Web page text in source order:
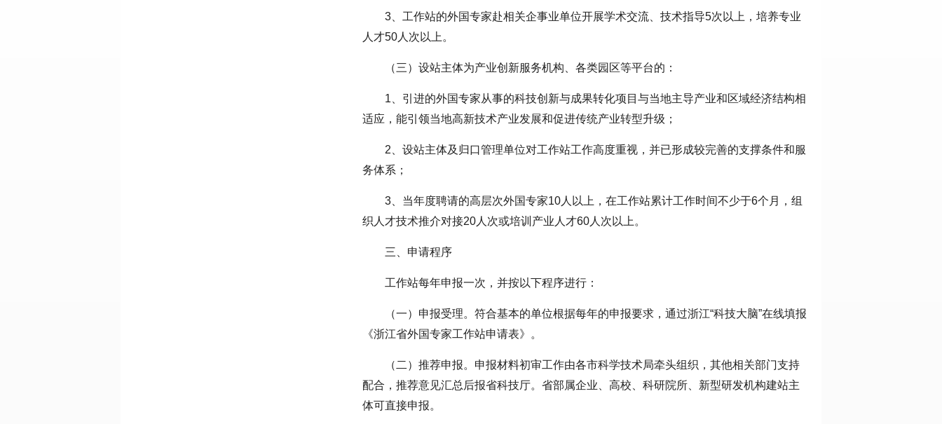
3、工作站的外国专家赴相关企事业单位开展学术交流、技术指导5次以上，培养专业
人才50人次以上。
（三）设站主体为产业创新服务机构、各类园区等平台的：
1、引进的外国专家从事的科技创新与成果转化项目与当地主导产业和区域经济结构相
适应，能引领当地高新技术产业发展和促进传统产业转型升级；
2、设站主体及归口管理单位对工作站工作高度重视，并已形成较完善的支撑条件和服
务体系；
3、当年度聘请的高层次外国专家10人以上，在工作站累计工作时间不少于6个月，组
织人才技术推介对接20人次或培训产业人才60人次以上。
三、申请程序
工作站每年申报一次，并按以下程序进行：
（一）申报受理。符合基本的单位根据每年的申报要求，通过浙江“科技大脑”在线填报
《浙江省外国专家工作站申请表》。
（二）推荐申报。申报材料初审工作由各市科学技术局牵头组织，其他相关部门支持
配合，推荐意见汇总后报省科技厅。省部属企业、高校、科研院所、新型研发机构建站主
体可直接申报。